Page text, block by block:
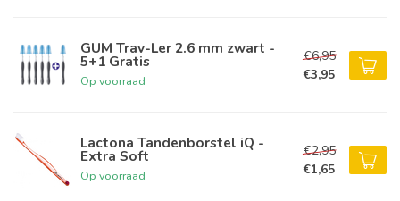
GUM Trav-Ler 2.6 mm zwart -
5+1 Gratis
Op voorraad
€6,95
€3,95
Lactona Tandenborstel iQ -
Extra Soft
Op voorraad
€2,95
€1,65